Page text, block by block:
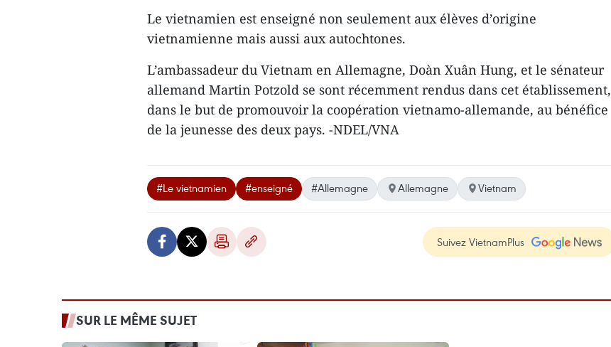
Le vietnamien ​est enseigné non seulement aux élèves d’origine
vietnamienne mais aussi aux autochtones.
L’ambassadeur du Vietnam en Allemagne, Doàn Xuân Hung, et le sénateur
allemand Martin Potzold se sont récemment rendus ​dans cet établissement,
dans le but de ​promouvoir ​la coopération vietnamo-allemande, au bénéfice
de la jeunesse ​des deux pays. -NDEL/VNA
#Le vietnamien #enseigné #Allemagne Allemagne Vietnam
Suivez VietnamPlus
SUR LE MÊME SUJET